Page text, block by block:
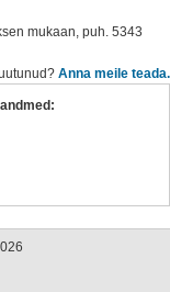
mukaan, puh. 5343
Anna meile teada.